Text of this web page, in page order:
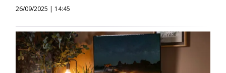
26/09/2025 | 14:45